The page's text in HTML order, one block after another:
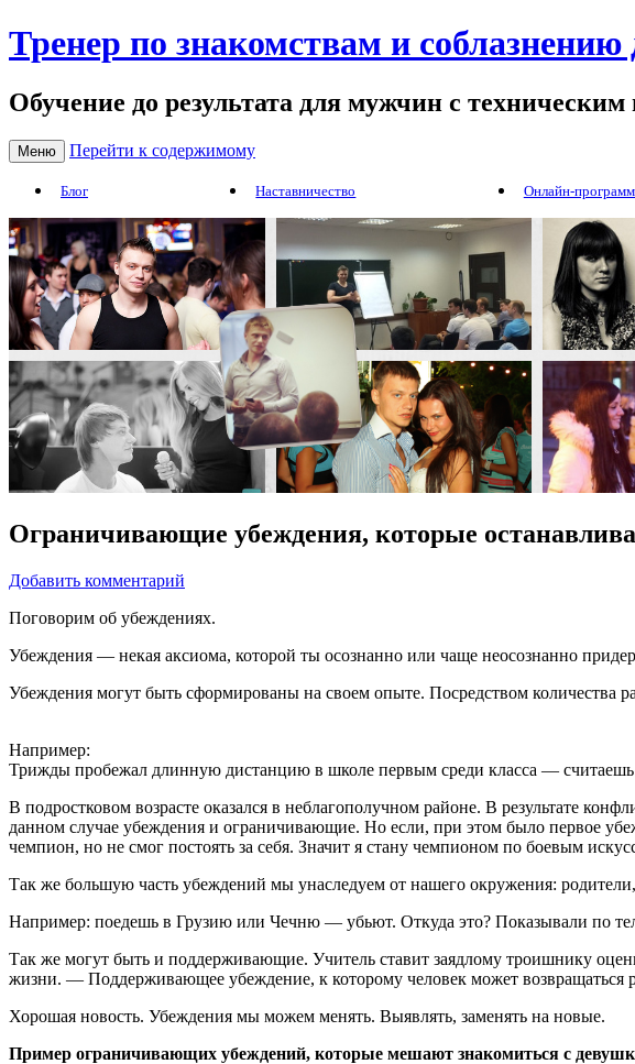
Тренер по знакомствам и соблазнению
Обучение до результата для мужчин с
Меню Перейти к содержимому
Блог Наставничество Онлайн-
Ограничивающие убеждения, которые
Добавить комментарий
Поговорим об убеждениях.
Убеждения — некая аксиома, которой ты осознанно или чаще неосознанно
Убеждения могут быть сформированы на своем опыте. Посредством
Например:
Трижды пробежал длинную дистанцию в школе первым среди класса —
В подростковом возрасте оказался в неблагополучном районе. В результате
данном случае убеждения и ограничивающие. Но если, при этом было первое
чемпион, но не смог постоять за себя. Значит я стану чемпионом по боевым
Так же большую часть убеждений мы унаследуем от нашего окружения:
Например: поедешь в Грузию или Чечню — убьют. Откуда это? Показывали по
Так же могут быть и поддерживающие. Учитель ставит заядлому троишнику
жизни. — Поддерживающее убеждение, к которому человек может возвращаться
Хорошая новость. Убеждения мы можем менять. Выявлять, заменять на новые.
Пример ограничивающих убеждений, которые мешают знакомиться с